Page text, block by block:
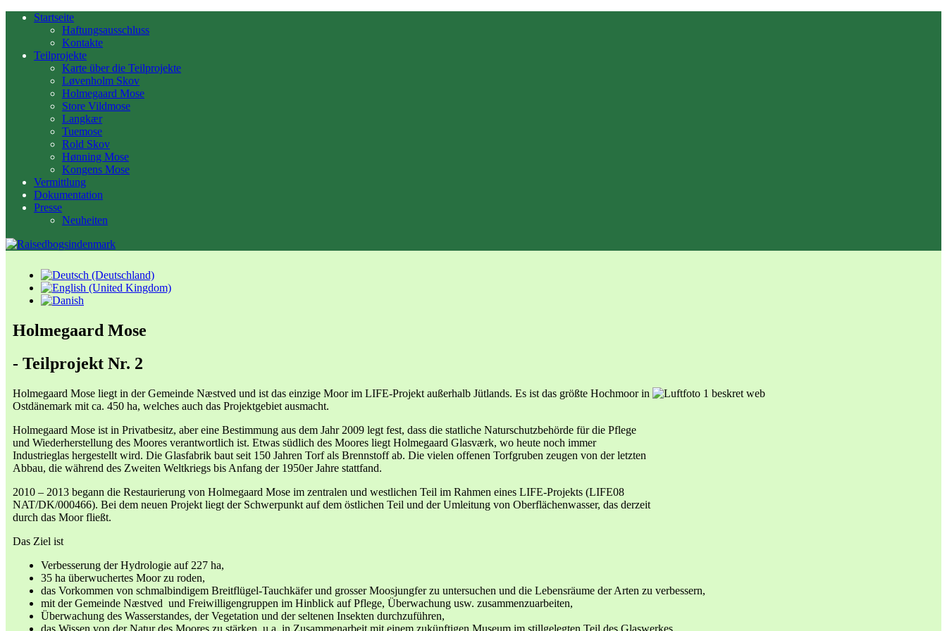
Startseite
Haftungsausschluss
Kontakte
Teilprojekte
Karte über die Teilprojekte
Løvenholm Skov
Holmegaard Mose
Store Vildmose
Langkær
Tuemose
Rold Skov
Hønning Mose
Kongens Mose
Vermittlung
Dokumentation
Presse
Neuheiten
Holmegaard Mose
- Teilprojekt Nr. 2
Holmegaard Mose liegt in der Gemeinde Næstved und ist das einzige Moor im LIFE-Projekt außerhalb Jütlands. Es ist das größte Hochmoor in
Ostdänemark mit ca. 450 ha, welches auch das Projektgebiet ausmacht.
Holmegaard Mose ist in Privatbesitz, aber eine Bestimmung aus dem Jahr 2009 legt fest, dass die statliche Naturschutzbehörde für die Pflege
und Wiederherstellung des Moores verantwortlich ist. Etwas südlich des Moores liegt Holmegaard Glasværk, wo heute noch immer
Industrieglas hergestellt wird. Die Glasfabrik baut seit 150 Jahren Torf als Brennstoff ab. Die vielen offenen Torfgruben zeugen von der letzten
Abbau, die während des Zweiten Weltkriegs bis Anfang der 1950er Jahre stattfand.
2010 – 2013 begann die Restaurierung von Holmegaard Mose im zentralen und westlichen Teil im Rahmen eines LIFE-Projekts (LIFE08
NAT/DK/000466). Bei dem neuen Projekt liegt der Schwerpunkt auf dem östlichen Teil und der Umleitung von Oberflächenwasser, das derzeit
durch das Moor fließt.
Das Ziel ist
Verbesserung der Hydrologie auf 227 ha,
35 ha überwuchertes Moor zu roden,
das Vorkommen von schmalbindigem Breitflügel-Tauchkäfer und grosser Moosjungfer zu untersuchen und die Lebensräume der Arten zu verbessern,
mit der Gemeinde Næstved und Freiwilligengruppen im Hinblick auf Pflege, Überwachung usw. zusammenzuarbeiten,
Überwachung des Wasserstandes, der Vegetation und der seltenen Insekten durchzuführen,
das Wissen von der Natur des Moores zu stärken, u.a. in Zusammenarbeit mit einem zukünftigen Museum im stillgelegten Teil des Glaswerkes.